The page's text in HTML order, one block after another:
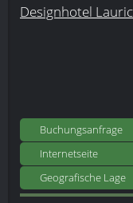
Designhotel
Buchungsanfrage
Internetseite
Geografische Lage